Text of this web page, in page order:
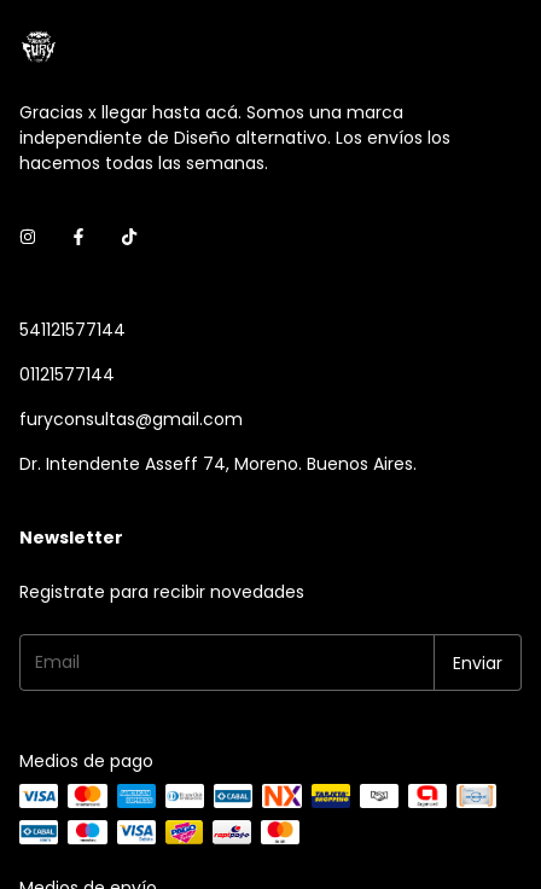
Gracias x llegar hasta acá. Somos una marca
independiente de Diseño alternativo. Los envíos los
hacemos todas las semanas.
541121577144
01121577144
furyconsultas@gmail.com
Dr. Intendente Asseff 74, Moreno. Buenos Aires.
Newsletter
Registrate para recibir novedades
Medios de pago